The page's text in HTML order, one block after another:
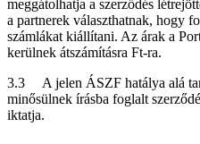
meggátolhatja a szerződés
a partnerek választhatnak, hogy
számlákat kiállítani. Az árak a
kerülnek átszámításra Ft-ra.
3.3 A jelen ÁSZF hatálya alá
minősülnek írásba foglalt
iktatja.